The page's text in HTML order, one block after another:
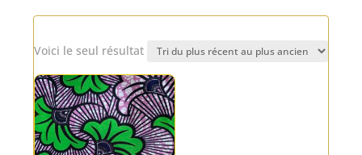
Voici le seul résultat